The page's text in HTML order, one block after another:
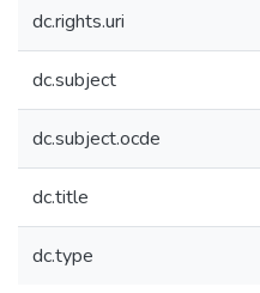
dc.rights.uri
dc.subject
dc.subject.ocde
dc.title
dc.type